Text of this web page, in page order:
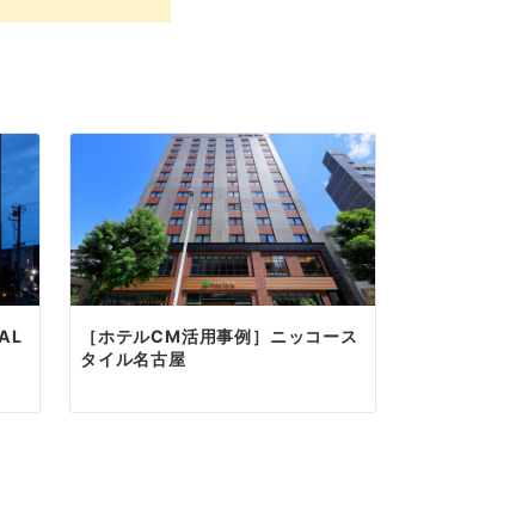
［ホテルCM活用事例］ニッコース
タイル名古屋